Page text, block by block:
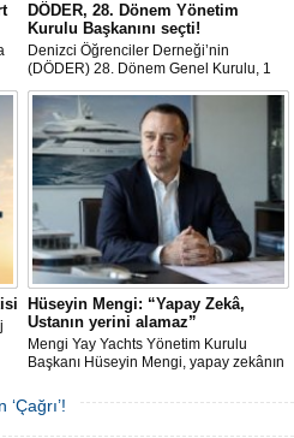
DÖDER, 28. Dönem Yönetim
Kurulu Başkanını seçti!
Denizci Öğrenciler Derneği’nin
(DÖDER) 28. Dönem Genel Kurulu, 1
Ağustos Cumartesi günü Türkiye Gemi
Sanayicileri Birliği (GİSBİR) ev
sahipliğinde gerçekleştirildi.
Hüseyin Mengi: “Yapay Zekâ,
Ustanın yerini alamaz”
Mengi Yay Yachts Yönetim Kurulu
Başkanı Hüseyin Mengi, yapay zekânın
özel üretim sürecini, mega yat
tanımındaki değişimi ve hibrit tahrik
sistemlerinin ekonomisini CNN Türk'te